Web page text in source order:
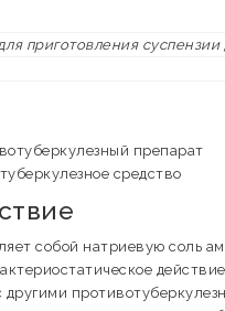
приготовления суспензии
препарат
средство
собой натриевую соль